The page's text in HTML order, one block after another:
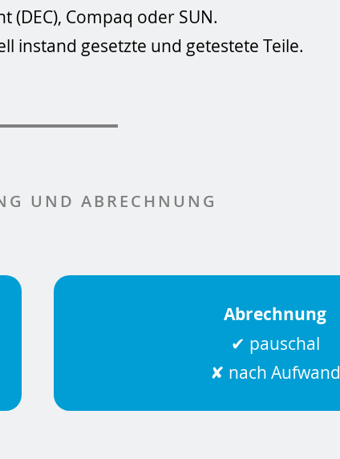
(DEC), Compaq oder SUN.
instand gesetzte und getestete Teile.
UND ABRECHNUNG
Abrechnung
✔ pauschal
✘ nach Aufwand